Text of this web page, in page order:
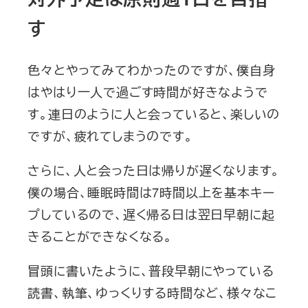
す
色々とやってみてわかったのですが、僕自身
はやはり一人で過ごす時間が好きなようで
す。連日のように人と会っていると、楽しいの
ですが、疲れてしまうのです。
さらに、人と会った日は帰りが遅くなります。
僕の場合、睡眠時間は7時間以上を基本キー
プしているので、遅く帰る日は翌日早朝に起
きることができなくなる。
冒頭に書いたように、普段早朝にやっている
読書、執筆、ゆっくりする時間など、様々なこ